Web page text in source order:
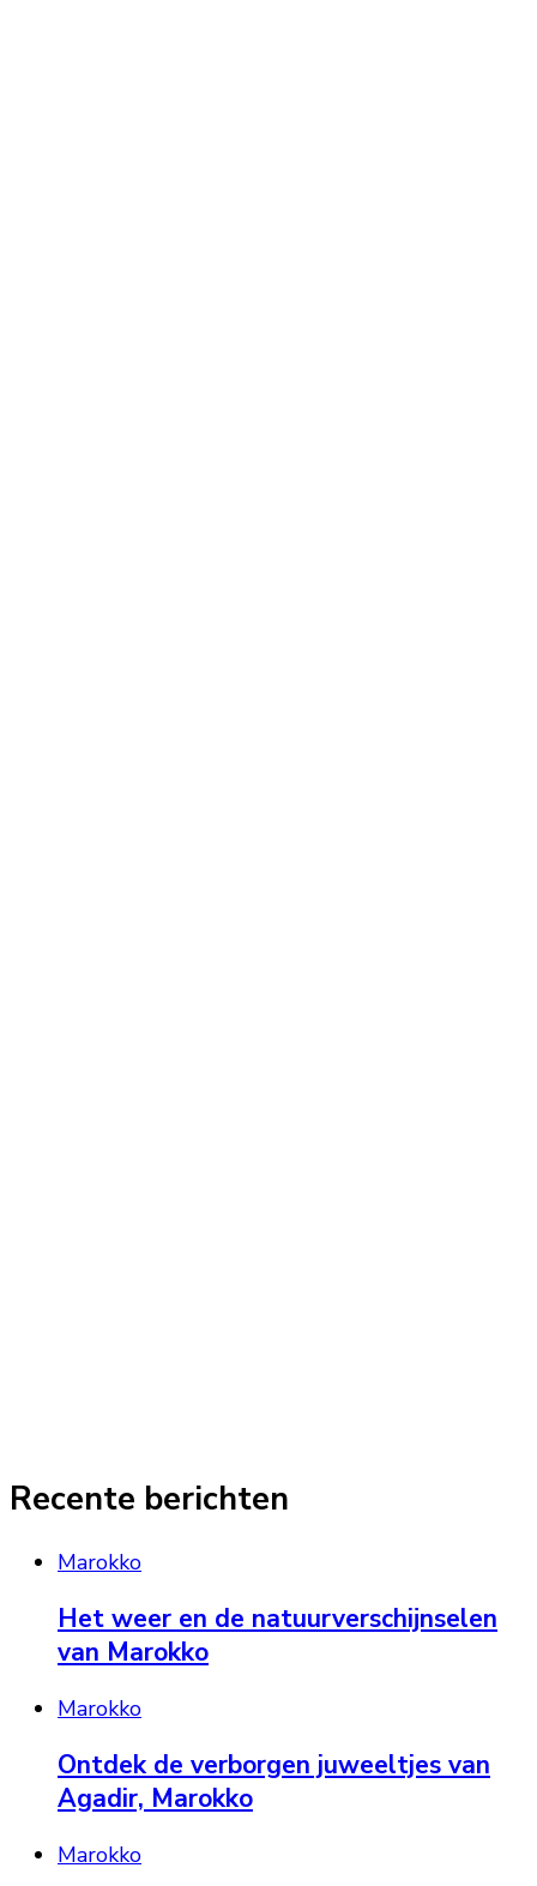
Recente berichten
Marokko
Het weer en de natuurverschijnselen
van Marokko
Marokko
Ontdek de verborgen juweeltjes van
Agadir, Marokko
Marokko